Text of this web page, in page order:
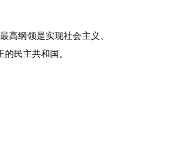
纲领是实现社会主义、
民主共和国。